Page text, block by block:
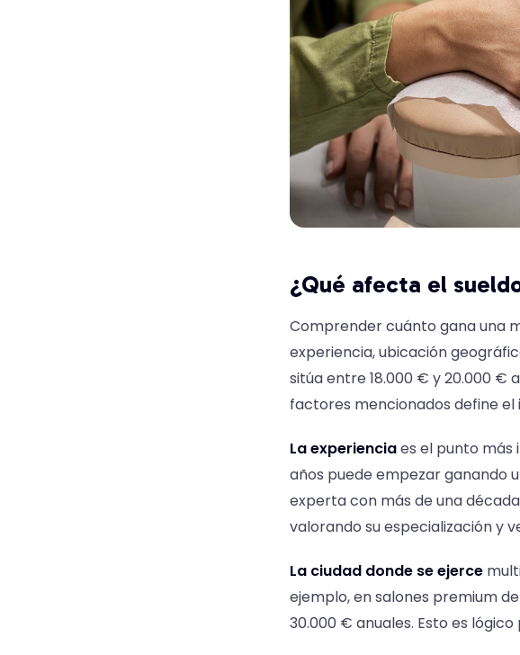
¿Qué afecta el
Comprender cuánto gana una
experiencia, ubicación
sitúa entre 18.000 € y 20.000 €
factores mencionados define el
La experienciaes el punto
años puede empezar ganando
experta con más de una
valorando su especialización y
La ciudad donde se ejerce
ejemplo, en salones premium
30.000 € anuales. Esto es